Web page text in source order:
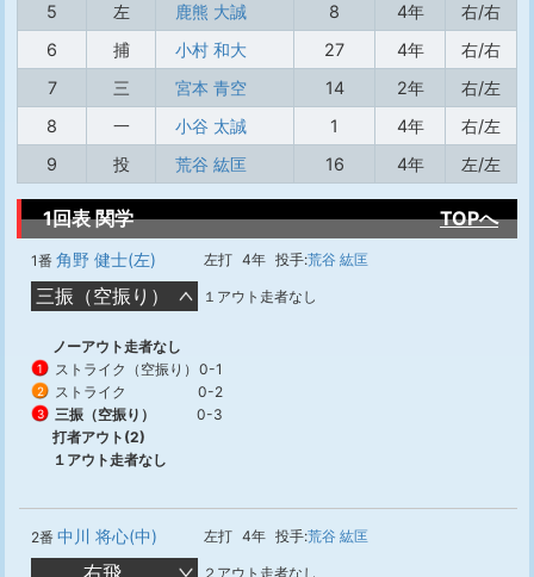
5
左 鹿熊 大誠 8 4年
右/右
6
捕 小村 和大 27 4年
右/右
7
三 宮本 青空 14 2年
右/左
8
一 小谷 太誠 1 4年
右/左
9
投 荒谷 紘匡 16 4年 左/左
1回表 関学 TOPへ
1番 角野 健士(左) 左打 4年 投手:荒谷 紘匡
三振（空振り） １アウト走者なし
ノーアウト走者なし
1 ストライク（空振り） 0-1
2 ストライク 0-2
3 三振（空振り）
0-3
打者アウト(2)
１アウト走者なし
2番 中川 将心(中) 左打 4年 投手:荒谷 紘匡
右飛 ２アウト走者なし